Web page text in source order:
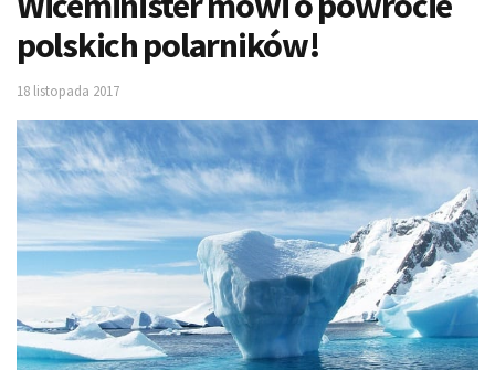
polskich polarników!
18 listopada 2017